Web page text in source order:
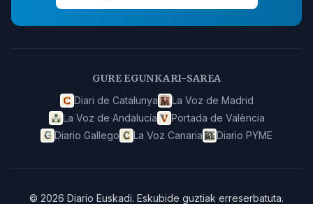
GURE EGUNKARI-SAREA
Diari de Catalunya
La Voz de Madrid
La Voz de Andalucía
Portada de València
Diario Gallego
La Voz Canaria Diario PYME
© 2026 Diario Euskadi. Eskubide guztiak erreserbatuta.